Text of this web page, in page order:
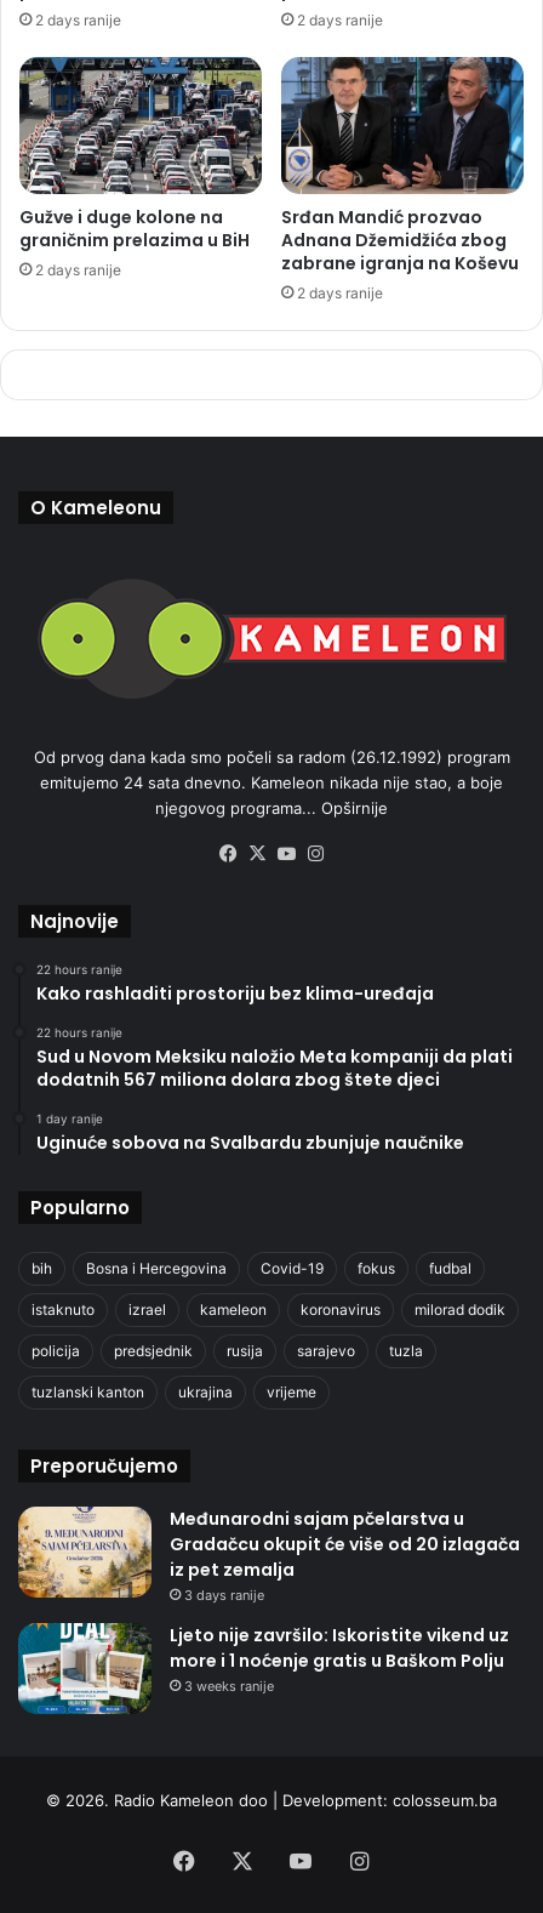
2 days ranije 2 days ranije
Gužve i duge kolone na
graničnim prelazima u BiH
2 days ranije
Srđan Mandić prozvao
Adnana Džemidžića zbog
zabrane igranja na Koševu
2 days ranije
O Kameleonu
Od prvog dana kada smo počeli sa radom (26.12.1992) program
emitujemo 24 sata dnevno. Kameleon nikada nije stao, a boje
njegovog programa... Opširnije
Facebook
X YouTube
Najnovije
22 hours ranije
Kako rashladiti prostoriju bez klima-uređaja
22 hours ranije
Sud u Novom Meksiku naložio Meta kompaniji da plati
dodatnih 567 miliona dolara zbog štete djeci
1 day ranije
Uginuće sobova na Svalbardu zbunjuje naučnike
Popularno
bih Bosna i Hercegovina Covid-19 fokus fudbal
istaknuto izrael kameleon koronavirus milorad dodik
policija predsjednik rusija sarajevo tuzla
tuzlanski kanton ukrajina vrijeme
Preporučujemo
Međunarodni sajam pčelarstva u
Gradačcu okupit će više od 20 izlagača
iz pet zemalja
3 days ranije
Ljeto nije završilo: Iskoristite vikend uz
more i 1 noćenje gratis u Baškom Polju
3 weeks ranije
© 2026. Radio Kameleon doo | Development: colosseum.ba
Facebook YouTubeInstagram